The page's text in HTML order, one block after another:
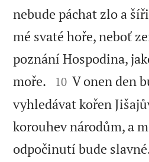
nebude páchat zlo a
mé svaté hoře, neboť
poznání Hospodina,
moře.


10 V onen den
vyhledávat kořen
korouhev národům, a
odpočinutí bude